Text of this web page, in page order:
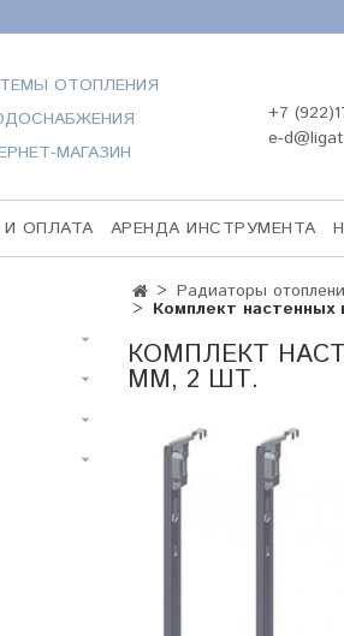
ОТОПЛЕНИЯ
МАГАЗИН
+7
e-
ОПЛАТА АРЕНДА ИНСТРУМЕНТА
Радиаторы
Комплект
КОМПЛЕКТ
ММ, 2 ШТ.